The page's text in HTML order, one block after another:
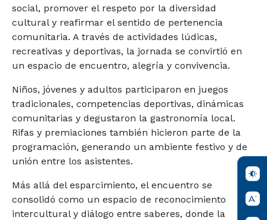
social, promover el respeto por la diversidad
cultural y reafirmar el sentido de pertenencia
comunitaria. A través de actividades lúdicas,
recreativas y deportivas, la jornada se convirtió en
un espacio de encuentro, alegría y convivencia.
Niños, jóvenes y adultos participaron en juegos
tradicionales, competencias deportivas, dinámicas
comunitarias y degustaron la gastronomía local.
Rifas y premiaciones también hicieron parte de la
programación, generando un ambiente festivo y de
unión entre los asistentes.
Más allá del esparcimiento, el encuentro se
consolidó como un espacio de reconocimiento
intercultural y diálogo entre saberes, donde la